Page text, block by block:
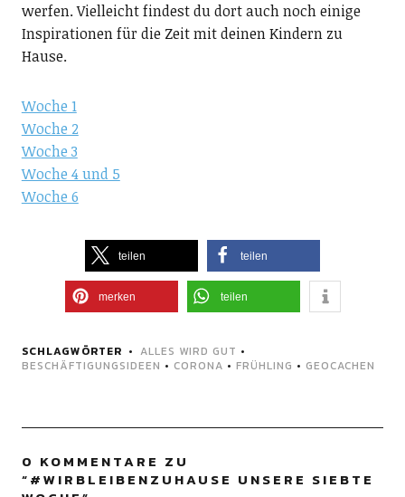
werfen. Vielleicht findest du dort auch noch einige
Inspirationen für die Zeit mit deinen Kindern zu
Hause.
Woche 1
Woche 2
Woche 3
Woche 4 und 5
Woche 6
teilen teilen
merken teilen
SCHLAGWÖRTER ALLES WIRD GUT •
BESCHÄFTIGUNGSIDEEN • CORONA • FRÜHLING • GEOCACHEN
0 KOMMENTARE ZU
“#WIRBLEIBENZUHAUSE UNSERE SIEBTE